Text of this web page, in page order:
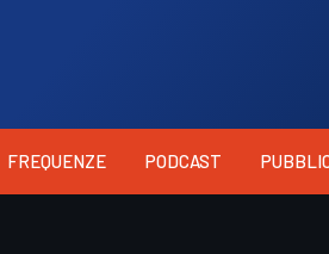
FREQUENZE PODCAST